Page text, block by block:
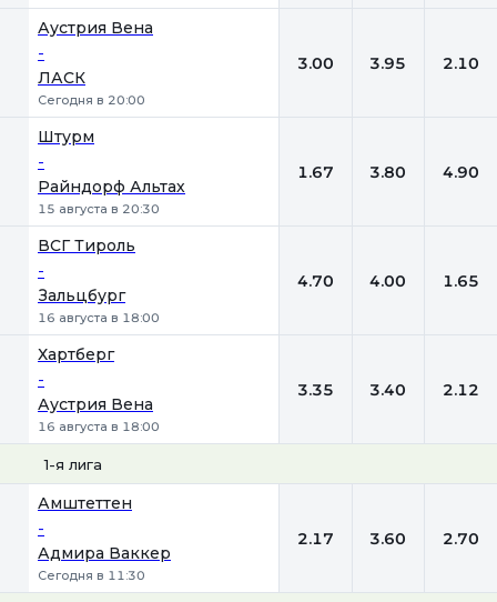
Аустрия Вена
-
ЛАСК
Сегодня в 20:00
3.00 3.95 2.10
Штурм
-
Райндорф Альтах
15 августа в 20:30
1.67 3.80 4.90
ВСГ Тироль
-
Зальцбург
16 августа в 18:00
4.70 4.00 1.65
Хартберг
-
Аустрия Вена
16 августа в 18:00
3.35 3.40 2.12
1-я лига
Амштеттен
-
Адмира Ваккер
Сегодня в 11:30
2.17 3.60 2.70